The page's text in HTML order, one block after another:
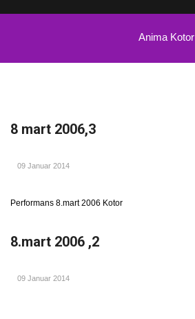
Anima Kotor
8 mart 2006,3
09 Januar 2014
Performans 8.mart 2006 Kotor
8.mart 2006 ,2
09 Januar 2014